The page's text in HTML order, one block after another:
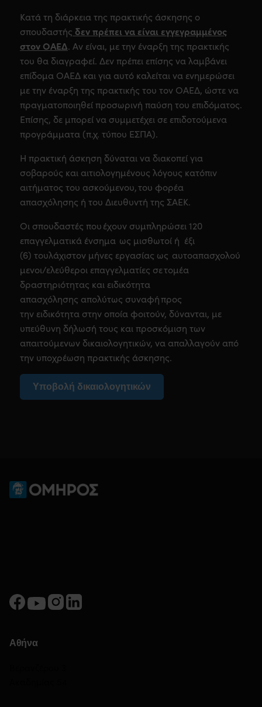
Κατά τη διάρκεια της πρακτικής άσκησης ο
σπουδαστής δεν πρέπει να είναι εγγεγραμμένος
στον ΟΑΕΔ. Αν είναι, με την έναρξη της πρακτικής
του θα διαγραφεί. Δεν πρέπει επίσης να λαμβάνει
επίδομα ΟΑΕΔ και για αυτό καλείται να ενημερώσει
με την έναρξη της πρακτικής του τον ΟΑΕΔ, ώστε να
πραγματοποιηθεί προσωρινή παύση του επιδόματος.
Επίσης, δε μπορεί να συμμετέχει σε επιδοτούμενα
προγράμματα (π.χ. τύπου ΕΣΠΑ).
Η πρακτική άσκηση δύναται να διακοπεί για
σοβαρούς και αιτιολογημένους λόγους κατόπιν
αιτήματος του ασκούμενου, του φορέα
απασχόλησης ή του Διευθυντή της ΣΑΕΚ.
Οι σπουδαστές που έχουν συμπληρώσει 120
επαγγελματικά ένσημα ως μισθωτοί ή έξι
(6) τουλάχιστον μήνες εργασίας ως αυτοαπασχολού
μενοι/ελεύθεροι επαγγελματίες σε τομέα
δραστηριότητας και ειδικότητα
απασχόλησης απολύτως συναφή προς
την ειδικότητα στην οποία φοιτούν, δύνανται, με
υπεύθυνη δήλωσή τους και προσκόμιση των
απαιτούμενων δικαιολογητικών, να απαλλαγούν από
την υποχρέωση πρακτικής άσκησης.
Υποβολή δικαιολογητικών
Αθήνα